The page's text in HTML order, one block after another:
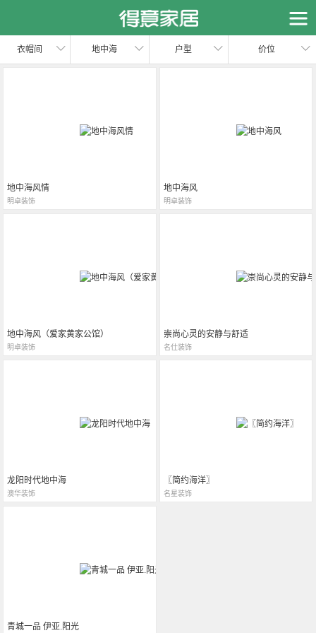
衣帽间 地中海 户型 价位
地中海风情
明卓装饰
地中海风
明卓装饰
地中海风（爱家黄家公馆）
明卓装饰
崇尚心灵的安静与舒适
名仕装饰
龙阳时代地中海
澳华装饰
〖简约海洋〗
名星装饰
青城一品 伊亚.阳光